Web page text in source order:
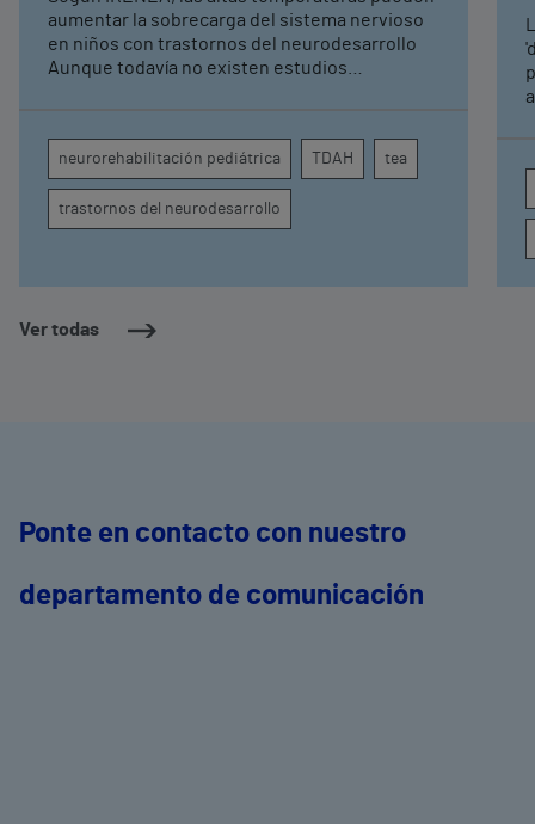
Ver todas
neurorrehabilitación
pediátrica de Vithas
aumentar la sobrecarga del sistema nervioso
en niños con trastornos del neurodesarrollo
Aunque todavía no existen estudios
atención, la regulación emocional y la
conducta
neurorehabilitación pediátrica TDAH tea
trastornos del neurodesarrollo
Ponte en contacto con nuestro
departamento de comunicación